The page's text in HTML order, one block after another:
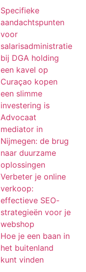
Specifieke
aandachtspunten
voor
salarisadministratie
bij DGA holding
een kavel op
Curaçao kopen
een slimme
investering is
Advocaat
mediator in
Nijmegen: de brug
naar duurzame
oplossingen
Verbeter je online
verkoop:
effectieve SEO-
strategieën voor je
webshop
Hoe je een baan in
het buitenland
kunt vinden